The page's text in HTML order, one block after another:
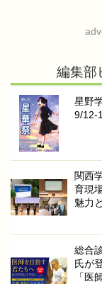
編集部
星野
9/12-
関西
育現
魅力
総合
氏が
「医